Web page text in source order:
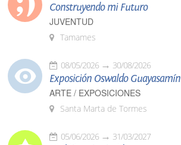
Construyendo mi Futuro
JUVENTUD
Tamames
08/05/2026 30/08/2026
Exposición Oswaldo Guayasamín
ARTE / EXPOSICIONES
Santa Marta de Tormes
05/06/2026 31/03/2027